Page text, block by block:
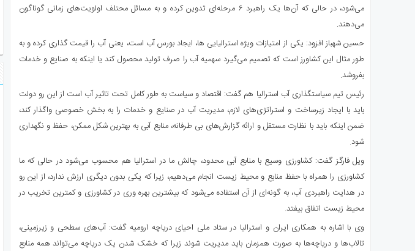
می‌شود، در حالی که آن‌ها یک راهبرد ۶ مرحله‌ای تدوین کرده و به مسائل محتلف اولویت‌های زمانی گوناگون
می‌دهند.
حسین شهباز افزود: یکی از امتیازات ویژه استرالیایی ها، ایجاد بورس آب است، یعنی آب را قیمت گذاری کرده و به
طور مثال این کشاورز است که تصمیم می‌گیرد سهمیه آب را صرف تولید محصول کند یا اینکه به صنایع و خدمات
بفروشد.
رئیس تیم سیاستگذاری آب استرالیا هم گفت: اقتصاد و سیاست به طور کامل تحت تاثیر آب است از این رو دولت
باید با ایجاد زیرساخت و استراتژی‌های لازم، مدیریت آب در صنایع و خدمات را به بخش خصوصی واگذار کند،
ضمن اینکه باید با نظارت مستقل و ارائه گزارش‌های بی طرفانه، منابع آبی به بهترین شکل ممکن، حفظ و نگهداری
شود.
ویل فارگز گفت: کشاورزی وسیع با منابع آبی محدود، چالش ما در استرالیا هم محسوب می‌شود در حالی که ما
کشاورزی را همراه با حفظ منابع و محیط زیست انجام می‌دهیم، زیرا که یکی بدون دیگری ارزش ندارد، از این رو
در هدایت راهبردی آب، به گونه‌ای از آن استفاده می‌شود که بیشترین بهره وری در کشاورزی و کمترین تخریب در
محیط زیست اتفاق بیفتد.
وی با اشاره به همکاری ایران و استرالیا در ستاد ملی احیای دریاچه ارومیه گفت: آب‌های سطحی و زیرزمینی،
تالاب‌ها و دریاچه‌ها به صورت همزمان باید مدیریت شوند زیرا که خشک شدن یک دریاچه می‌تواند همه منابع